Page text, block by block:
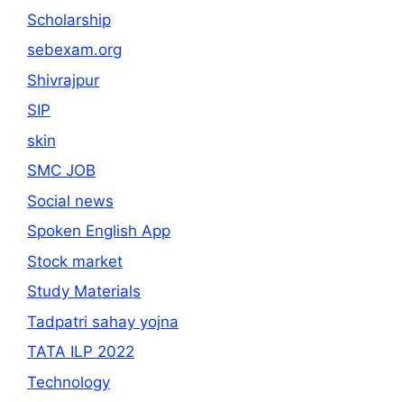
Scholarship
sebexam.org
Shivrajpur
SIP
skin
SMC JOB
Social news
Spoken English App
Stock market
Study Materials
Tadpatri sahay yojna
TATA ILP 2022
Technology